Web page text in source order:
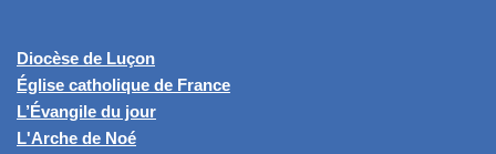
Diocèse de Luçon
Église catholique de France
L’Évangile du jour
L'Arche de Noé